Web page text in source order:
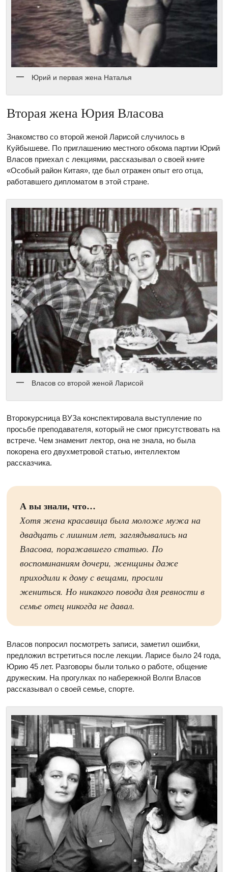
Юрий и первая жена Наталья
Вторая жена Юрия Власова
Знакомство со второй женой Ларисой случилось в
Куйбышеве. По приглашению местного обкома партии Юрий
Власов приехал с лекциями, рассказывал о своей книге
«Особый район Китая», где был отражен опыт его отца,
работавшего дипломатом в этой стране.
Власов со второй женой Ларисой
Второкурсница ВУЗа конспектировала выступление по
просьбе преподавателя, который не смог присутствовать на
встрече. Чем знаменит лектор, она не знала, но была
покорена его двухметровой статью, интеллектом
рассказчика.
А вы знали, что…
Хотя жена красавица была моложе мужа на
двадцать с лишним лет, заглядывались на
Власова, поражавшего статью. По
воспоминаниям дочери, женщины даже
приходили к дому с вещами, просили
жениться. Но никакого повода для ревности в
семье отец никогда не давал.
Власов попросил посмотреть записи, заметил ошибки,
предложил встретиться после лекции. Ларисе было 24 года,
Юрию 45 лет. Разговоры были только о работе, общение
дружеским. На прогулках по набережной Волги Власов
рассказывал о своей семье, спорте.